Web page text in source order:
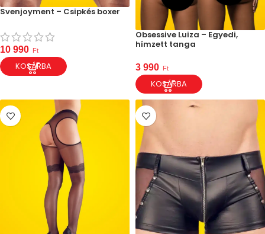
Svenjoyment – Csipkés boxer
10 990 Ft
KOSÁRBA
Obsessive Luiza – Egyedi,
hímzett tanga
3 990 Ft
KOSÁRBA